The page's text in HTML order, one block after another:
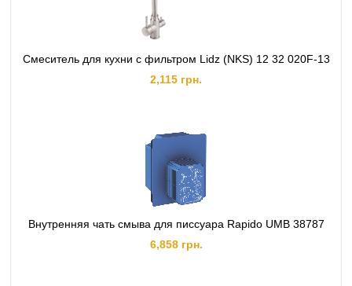
Смеситель для кухни с фильтром Lidz (NKS) 12 32 020F-13
2,115 грн.
Внутренняя чать смыва для писсуара Rapido UMB 38787
6,858 грн.